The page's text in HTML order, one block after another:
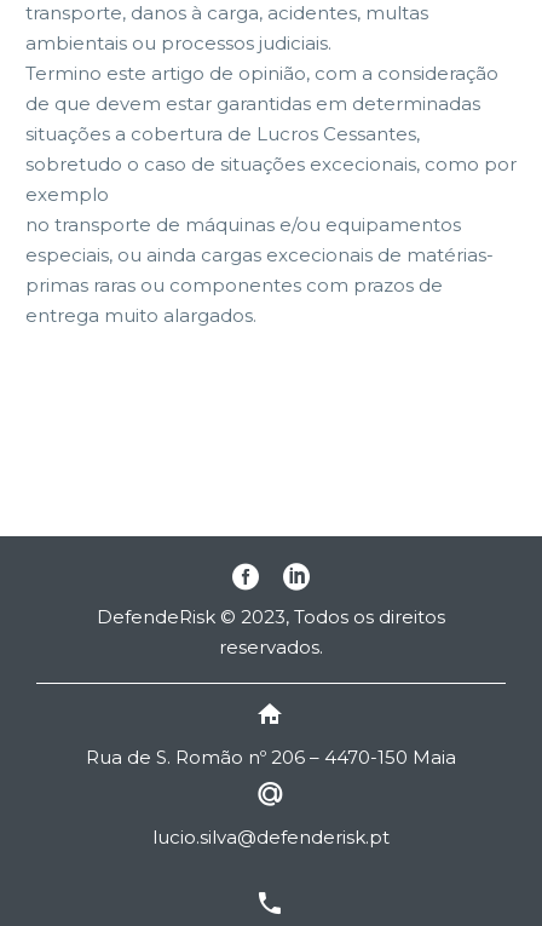
transporte, danos à carga, acidentes, multas
ambientais ou processos judiciais.
Termino este artigo de opinião, com a consideração
de que devem estar garantidas em determinadas
situações a cobertura de Lucros Cessantes,
sobretudo o caso de situações excecionais, como por
exemplo
no transporte de máquinas e/ou equipamentos
especiais, ou ainda cargas excecionais de matérias-
primas raras ou componentes com prazos de
entrega muito alargados.
DefendeRisk © 2023, Todos os direitos
reservados.


Rua de S. Romão nº 206 – 4470-150 Maia


lucio.silva@defenderisk.pt

